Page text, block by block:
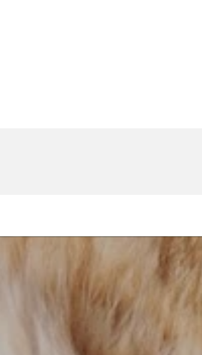
PETICE, VÝZVY, HLASOVÁNÍ, SOUTĚŽE
POLITIKA